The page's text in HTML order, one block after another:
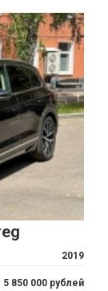
2019
5 850 000 рублей